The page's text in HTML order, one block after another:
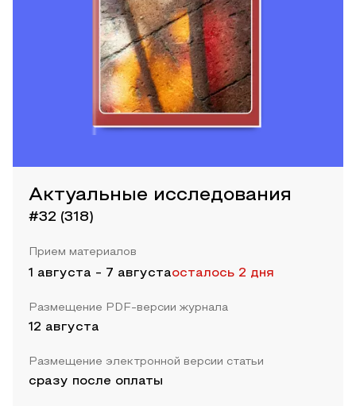
Актуальные исследования
#32 (318)
Прием материалов
1 августа - 7 августаосталось 2 дня
Размещение PDF-версии журнала
12 августа
Размещение электронной версии статьи
сразу после оплаты